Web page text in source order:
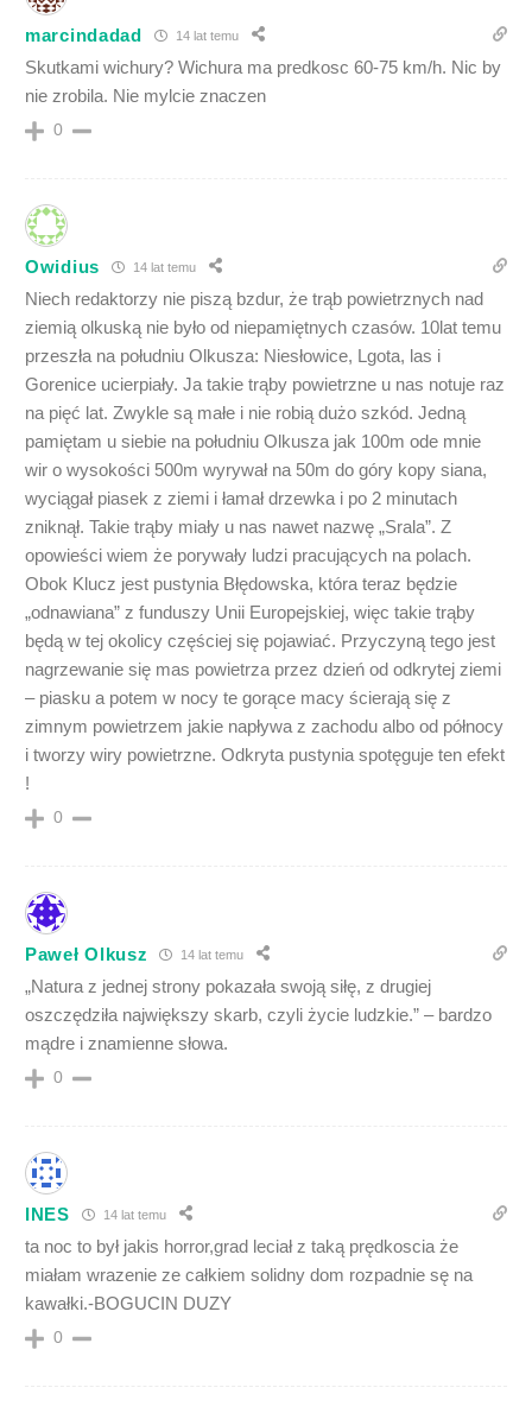
marcindadad 14 lat temu
Skutkami wichury? Wichura ma predkosc 60-75 km/h. Nic by
nie zrobila. Nie mylcie znaczen
0
Owidius 14 lat temu
Niech redaktorzy nie piszą bzdur, że trąb powietrznych nad
ziemią olkuską nie było od niepamiętnych czasów. 10lat temu
przeszła na południu Olkusza: Niesłowice, Lgota, las i
Gorenice ucierpiały. Ja takie trąby powietrzne u nas notuje raz
na pięć lat. Zwykle są małe i nie robią dużo szkód. Jedną
pamiętam u siebie na południu Olkusza jak 100m ode mnie
wir o wysokości 500m wyrywał na 50m do góry kopy siana,
wyciągał piasek z ziemi i łamał drzewka i po 2 minutach
zniknął. Takie trąby miały u nas nawet nazwę „Srala”. Z
opowieści wiem że porywały ludzi pracujących na polach.
Obok Klucz jest pustynia Błędowska, która teraz będzie
„odnawiana” z funduszy Unii Europejskiej, więc takie trąby
będą w tej okolicy częściej się pojawiać. Przyczyną tego jest
nagrzewanie się mas powietrza przez dzień od odkrytej ziemi
– piasku a potem w nocy te gorące macy ścierają się z
zimnym powietrzem jakie napływa z zachodu albo od północy
i tworzy wiry powietrzne. Odkryta pustynia spotęguje ten efekt
!
0
Paweł Olkusz 14 lat temu
„Natura z jednej strony pokazała swoją siłę, z drugiej
oszczędziła największy skarb, czyli życie ludzkie.” – bardzo
mądre i znamienne słowa.
0
INES 14 lat temu
ta noc to był jakis horror,grad leciał z taką prędkoscia że
miałam wrazenie ze całkiem solidny dom rozpadnie sę na
kawałki.-BOGUCIN DUZY
0